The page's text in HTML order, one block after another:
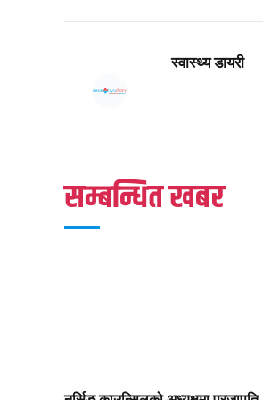
स्वास्थ्य डायरी
सम्बन्धित खबर